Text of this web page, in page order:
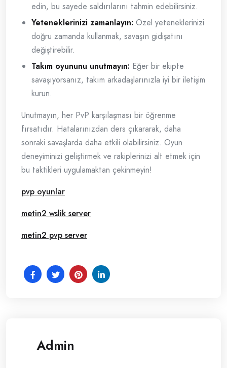
edin, bu sayede saldırılarını tahmin edebilirsiniz.
Yeteneklerinizi zamanlayın: Özel yeteneklerinizi
doğru zamanda kullanmak, savaşın gidişatını
değiştirebilir.
Takım oyununu unutmayın: Eğer bir ekipte
savaşıyorsanız, takım arkadaşlarınızla iyi bir iletişim
kurun.
Unutmayın, her PvP karşılaşması bir öğrenme
fırsatıdır. Hatalarınızdan ders çıkararak, daha
sonraki savaşlarda daha etkili olabilirsiniz. Oyun
deneyiminizi geliştirmek ve rakiplerinizi alt etmek için
bu taktikleri uygulamaktan çekinmeyin!
pvp oyunlar
metin2 wslik server
metin2 pvp server
Admin